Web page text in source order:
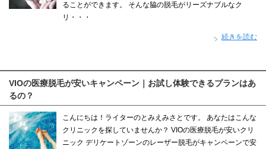
ることができます。 そんな脇の脱毛がリーズナブルなク
リ・・・
続きを読む
VIOの医療脱毛が安いキャンペーン｜お試し体験できるプランはあ
るの？
こんにちは！ライターのとみえみさとです。 あなたはこんな
クリニックを探していませんか？ VIOの医療脱毛が安いクリ
ニック デリケートゾーンのレーザー脱毛がキャンペーンで安